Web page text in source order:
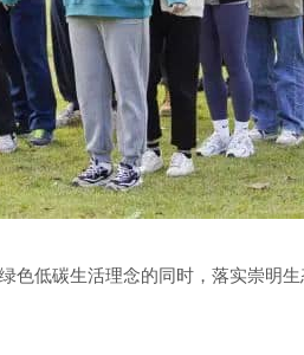
色低碳生活理念的同时，落实崇明